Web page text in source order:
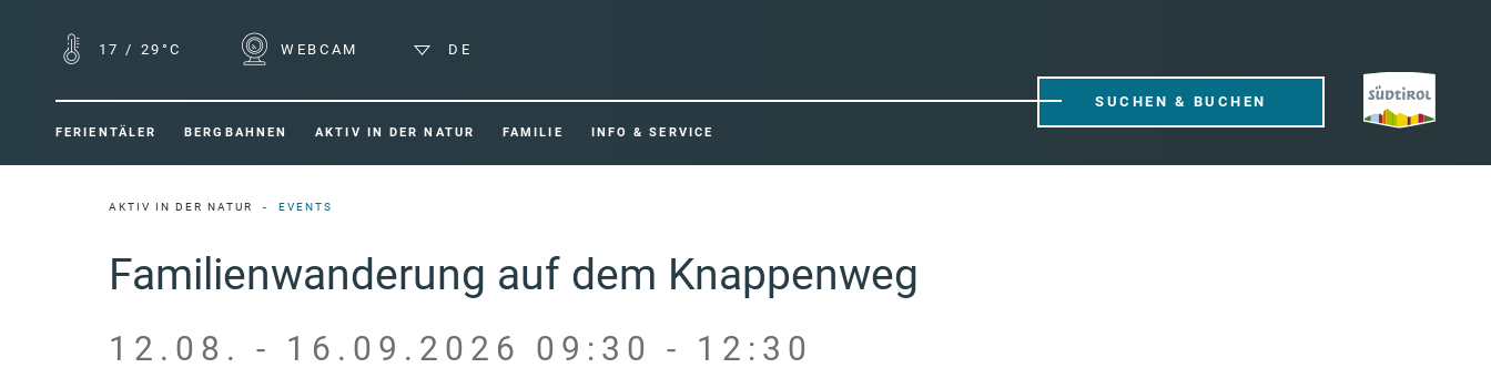
17 / 29°C WEBCAM DE
FERIENTÄLER BERGBAHNEN AKTIV IN DER NATUR FAMILIE INFO & SERVICE
SUCHEN & BUCHEN
AKTIV IN DER NATUR EVENTS
Familienwanderung auf dem Knappenweg
12.08. - 16.09.2026 09:30 - 12:30